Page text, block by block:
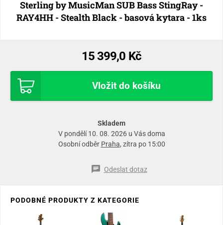
Sterling by MusicMan SUB Bass StingRay -
RAY4HH - Stealth Black - basová kytara - 1ks
15 399,0 Kč
Vložit do košíku
Skladem
V pondělí 10. 08. 2026 u Vás doma
Osobní odběr Praha, zítra po 15:00
Odeslat dotaz
PODOBNÉ PRODUKTY Z KATEGORIE